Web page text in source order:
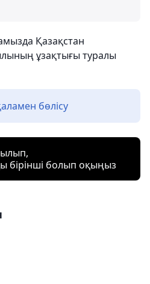
Қазақстан
ұзақтығы туралы
бөлісу
бірінші болып оқыңыз